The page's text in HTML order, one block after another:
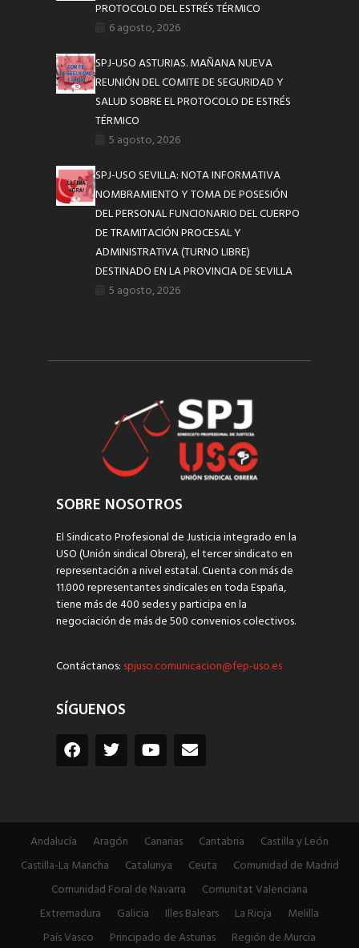
PROTOCOLO DEL ESTRÉS TÉRMICO
6 agosto, 2026
SPJ-USO ASTURIAS. MAÑANA NUEVA
REUNIÓN DEL COMITE DE SEGURIDAD Y
SALUD SOBRE EL PROTOCOLO DE ESTRÉS
TÉRMICO
5 agosto, 2026
SPJ-USO SEVILLA: NOTA INFORMATIVA
NOMBRAMIENTO Y TOMA DE POSESIÓN
DEL PERSONAL FUNCIONARIO DEL CUERPO
DE TRAMITACIÓN PROCESAL Y
ADMINISTRATIVA (TURNO LIBRE)
DESTINADO EN LA PROVINCIA DE SEVILLA
5 agosto, 2026
SOBRE NOSOTROS
El Sindicato Profesional de Justicia integrado en la
USO (Unión sindical Obrera), el tercer sindicato en
representación a nivel estatal. Cuenta con más de
11.000 representantes sindicales en toda España,
tiene más de 400 sedes y participa en la
negociación de más de 500 convenios colectivos.
Contáctanos: spjuso.comunicacion@fep-uso.es
SÍGUENOS
Andalucía Aragón Canarias Cantabria
Castilla y León
Castilla-La Mancha
Catalunya Ceuta
Comunidad de Madrid
Comunidad Foral de Navarra
Comunitat Valenciana
Extremadura
Galicia Illes Balears La Rioja
Melilla
País Vasco
Principado de Asturias Región de Murcia